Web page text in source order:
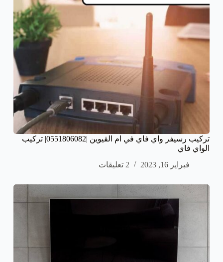
تركيب رسيفر واي فاي في ام القيوين |0551806082| تركيب
الواي فاي
فبراير 16, 2023
2 تعليقات